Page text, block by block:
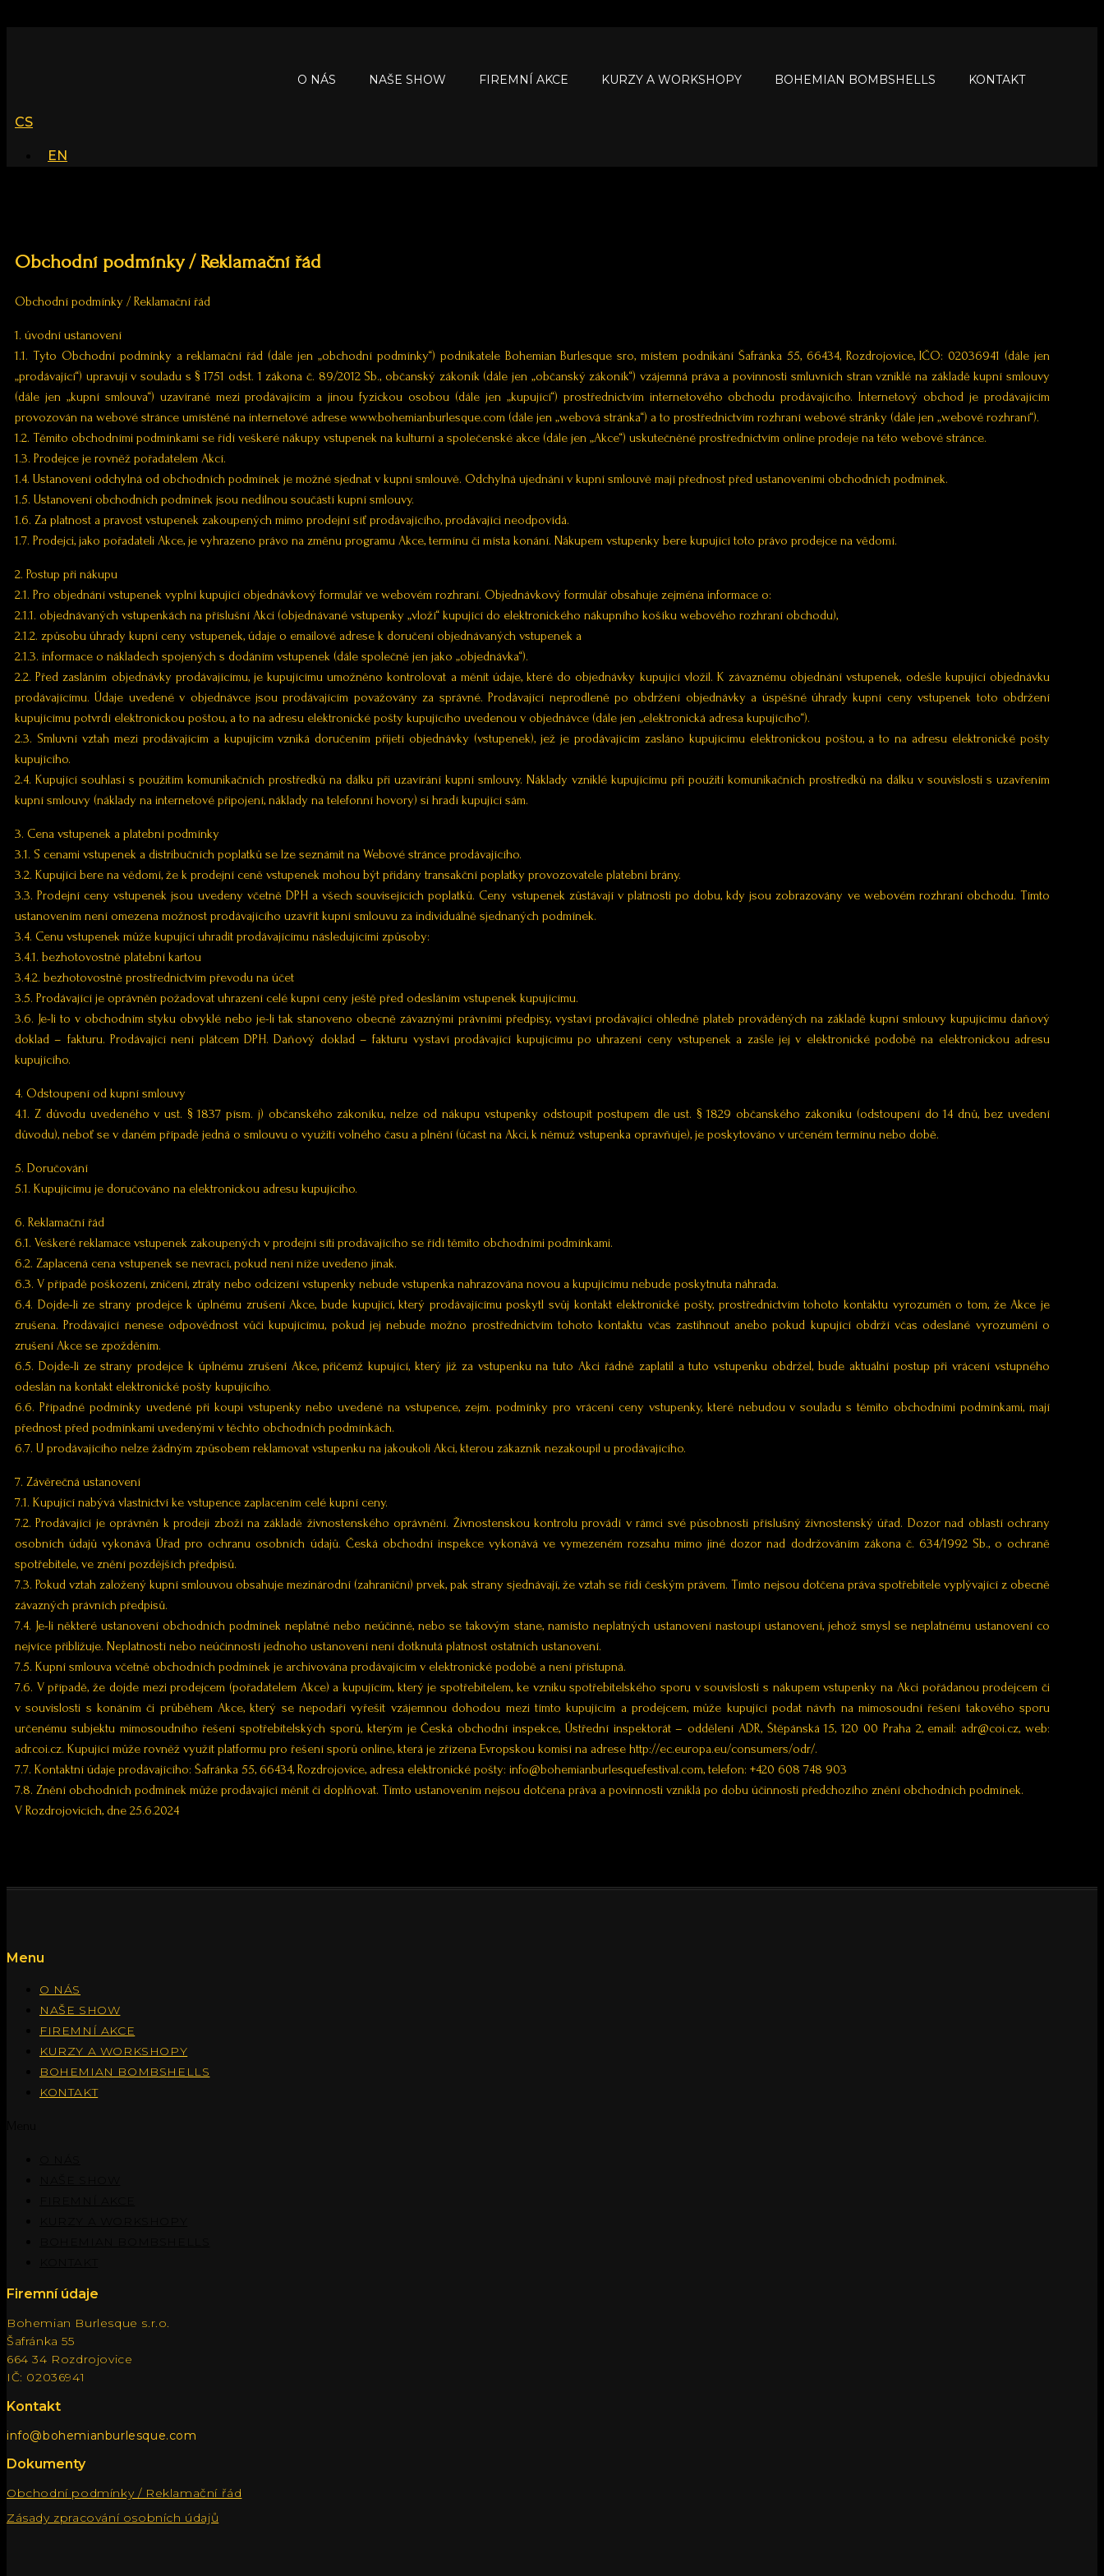
O NÁS NAŠE SHOW FIREMNÍ AKCE KURZY A WORKSHOPY BOHEMIAN BOMBSHELLS KONTAKT
CS
EN
Obchodní podmínky / Reklamační řád
Obchodní podmínky / Reklamační řád
1. úvodní ustanovení
1.1. Tyto Obchodní podmínky a reklamační řád (dále jen „obchodní podmínky“) podnikatele Bohemian Burlesque sro, místem podnikání Šafránka 55, 66434, Rozdrojovice, IČO: 02036941 (dále jen
„prodávající“) upravují v souladu s § 1751 odst. 1 zákona č. 89/2012 Sb., občanský zákoník (dále jen „občanský zákoník“) vzájemná práva a povinnosti smluvních stran vzniklé na základě kupní smlouvy
(dále jen „kupní smlouva“) uzavírané mezi prodávajícím a jinou fyzickou osobou (dále jen „kupující“) prostřednictvím internetového obchodu prodávajícího. Internetový obchod je prodávajícím
provozován na webové stránce umístěné na internetové adrese www.bohemianburlesque.com (dále jen „webová stránka“) a to prostřednictvím rozhraní webové stránky (dále jen „webové rozhraní“).
1.2. Těmito obchodními podmínkami se řídí veškeré nákupy vstupenek na kulturní a společenské akce (dále jen „Akce“) uskutečněné prostřednictvím online prodeje na této webové stránce.
1.3. Prodejce je rovněž pořadatelem Akcí.
1.4. Ustanovení odchylná od obchodních podmínek je možné sjednat v kupní smlouvě. Odchylná ujednání v kupní smlouvě mají přednost před ustanoveními obchodních podmínek.
1.5. Ustanovení obchodních podmínek jsou nedílnou součástí kupní smlouvy.
1.6. Za platnost a pravost vstupenek zakoupených mimo prodejní síť prodávajícího, prodávajíci neodpovídá.
1.7. Prodejci, jako pořadateli Akce, je vyhrazeno právo na změnu programu Akce, termínu či místa konání. Nákupem vstupenky bere kupující toto právo prodejce na vědomí.
2. Postup při nákupu
2.1. Pro objednání vstupenek vyplní kupující objednávkový formulář ve webovém rozhraní. Objednávkový formulář obsahuje zejména informace o:
2.1.1. objednávaných vstupenkách na příslušní Akci (objednávané vstupenky „vloží“ kupující do elektronického nákupního košíku webového rozhraní obchodu),
2.1.2. způsobu úhrady kupní ceny vstupenek, údaje o emailové adrese k doručení objednávaných vstupenek a
2.1.3. informace o nákladech spojených s dodáním vstupenek (dále společně jen jako „objednávka“).
2.2. Před zasláním objednávky prodávajícímu, je kupujícímu umožněno kontrolovat a měnit údaje, které do objednávky kupující vložil. K závaznému objednání vstupenek, odešle kupující objednávku
prodávajícímu. Údaje uvedené v objednávce jsou prodávajícím považovány za správné. Prodávající neprodleně po obdržení objednávky a úspěšné úhrady kupní ceny vstupenek toto obdržení
kupujícímu potvrdí elektronickou poštou, a to na adresu elektronické pošty kupujícího uvedenou v objednávce (dále jen „elektronická adresa kupujícího“).
2.3. Smluvní vztah mezi prodávajícím a kupujícím vzniká doručením přijetí objednávky (vstupenek), jež je prodávajícím zasláno kupujícímu elektronickou poštou, a to na adresu elektronické pošty
kupujícího.
2.4. Kupující souhlasí s použitím komunikačních prostředků na dálku při uzavírání kupní smlouvy. Náklady vzniklé kupujícímu při použití komunikačních prostředků na dálku v souvislosti s uzavřením
kupní smlouvy (náklady na internetové připojení, náklady na telefonní hovory) si hradí kupující sám.
3. Cena vstupenek a platební podmínky
3.1. S cenami vstupenek a distribučních poplatků se lze seznámit na Webové stránce prodávajícího.
3.2. Kupujíci bere na vědomí, že k prodejní ceně vstupenek mohou být přidány transakční poplatky provozovatele platební brány.
3.3. Prodejní ceny vstupenek jsou uvedeny včetně DPH a všech souvisejících poplatků. Ceny vstupenek zůstávají v platnosti po dobu, kdy jsou zobrazovány ve webovém rozhraní obchodu. Tímto
ustanovením není omezena možnost prodávajícího uzavřít kupní smlouvu za individuálně sjednaných podmínek.
3.4. Cenu vstupenek může kupující uhradit prodávajícímu následujícími způsoby:
3.4.1. bezhotovostně platební kartou
3.4.2. bezhotovostně prostřednictvím převodu na účet
3.5. Prodávající je oprávněn požadovat uhrazení celé kupní ceny ještě před odesláním vstupenek kupujícímu.
3.6. Je-li to v obchodním styku obvyklé nebo je-li tak stanoveno obecně závaznými právními předpisy, vystaví prodávající ohledně plateb prováděných na základě kupní smlouvy kupujícímu daňový
doklad – fakturu. Prodávající není plátcem DPH. Daňový doklad – fakturu vystaví prodávající kupujícímu po uhrazení ceny vstupenek a zašle jej v elektronické podobě na elektronickou adresu
kupujícího.
4. Odstoupení od kupní smlouvy
4.1. Z důvodu uvedeného v ust. § 1837 písm. j) občanského zákoníku, nelze od nákupu vstupenky odstoupit postupem dle ust. § 1829 občanského zákoníku (odstoupení do 14 dnů, bez uvedení
důvodu), neboť se v daném případě jedná o smlouvu o využití volného času a plnění (účast na Akci, k němuž vstupenka opravňuje), je poskytováno v určeném termínu nebo době.
5. Doručování
5.1. Kupujícímu je doručováno na elektronickou adresu kupujícího.
6. Reklamační řád
6.1. Veškeré reklamace vstupenek zakoupených v prodejní síti prodávajícího se řídí těmito obchodními podmínkami.
6.2. Zaplacená cena vstupenek se nevrací, pokud není níže uvedeno jinak.
6.3. V případě poškození, zničení, ztráty nebo odcizení vstupenky nebude vstupenka nahrazována novou a kupujícímu nebude poskytnuta náhrada.
6.4. Dojde-li ze strany prodejce k úplnému zrušení Akce, bude kupující, který prodávajícímu poskytl svůj kontakt elektronické pošty, prostřednictvím tohoto kontaktu vyrozuměn o tom, že Akce je
zrušena. Prodávající nenese odpovědnost vůči kupujícímu, pokud jej nebude možno prostřednictvím tohoto kontaktu včas zastihnout anebo pokud kupující obdrží včas odeslané vyrozumění o
zrušení Akce se zpožděním.
6.5. Dojde-li ze strany prodejce k úplnému zrušení Akce, přičemž kupující, který již za vstupenku na tuto Akci řádně zaplatil a tuto vstupenku obdržel, bude aktuální postup při vrácení vstupného
odeslán na kontakt elektronické pošty kupujícího.
6.6. Případné podmínky uvedené při koupi vstupenky nebo uvedené na vstupence, zejm. podmínky pro vrácení ceny vstupenky, které nebudou v souladu s těmito obchodními podmínkami, mají
přednost před podmínkami uvedenými v těchto obchodních podmínkách.
6.7. U prodávajícího nelze žádným způsobem reklamovat vstupenku na jakoukoli Akci, kterou zákazník nezakoupil u prodávajícího.
7. Závěrečná ustanovení
7.1. Kupující nabývá vlastnictví ke vstupence zaplacením celé kupní ceny.
7.2. Prodávající je oprávněn k prodeji zboží na základě živnostenského oprávnění. Živnostenskou kontrolu provádí v rámci své působnosti příslušný živnostenský úřad. Dozor nad oblastí ochrany
osobních údajů vykonává Úřad pro ochranu osobních údajů. Česká obchodní inspekce vykonává ve vymezeném rozsahu mimo jiné dozor nad dodržováním zákona č. 634/1992 Sb., o ochraně
spotřebitele, ve znění pozdějších předpisů.
7.3. Pokud vztah založený kupní smlouvou obsahuje mezinárodní (zahraniční) prvek, pak strany sjednávají, že vztah se řídí českým právem. Tímto nejsou dotčena práva spotřebitele vyplývající z obecně
závazných právních předpisů.
7.4. Je-li některé ustanovení obchodních podmínek neplatné nebo neúčinné, nebo se takovým stane, namísto neplatných ustanovení nastoupí ustanovení, jehož smysl se neplatnému ustanovení co
nejvíce přibližuje. Neplatností nebo neúčinností jednoho ustanovení není dotknutá platnost ostatních ustanovení.
7.5. Kupní smlouva včetně obchodních podmínek je archivována prodávajícím v elektronické podobě a není přístupná.
7.6. V případě, že dojde mezi prodejcem (pořadatelem Akce) a kupujícím, který je spotřebitelem, ke vzniku spotřebitelského sporu v souvislosti s nákupem vstupenky na Akci pořádanou prodejcem či
v souvislosti s konáním či průběhem Akce, který se nepodaří vyřešit vzájemnou dohodou mezi tímto kupujícím a prodejcem, může kupující podat návrh na mimosoudní řešení takového sporu
určenému subjektu mimosoudního řešení spotřebitelských sporů, kterým je Česká obchodní inspekce, Ústřední inspektorát – oddělení ADR, Štěpánská 15, 120 00 Praha 2, email: adr@coi.cz, web:
adr.coi.cz. Kupující může rovněž využít platformu pro řešení sporů online, která je zřízena Evropskou komisí na adrese http://ec.europa.eu/consumers/odr/.
7.7. Kontaktní údaje prodávajícího: Šafránka 55, 66434, Rozdrojovice, adresa elektronické pošty: info@bohemianburlesquefestival.com, telefon: +420 608 748 903
7.8. Znění obchodních podmínek může prodávající měnit či doplňovat. Tímto ustanovením nejsou dotčena práva a povinnosti vzniklá po dobu účinnosti předchozího znění obchodních podmínek.
V Rozdrojovicích, dne 25.6.2024
Menu
O NÁS
NAŠE SHOW
FIREMNÍ AKCE
KURZY A WORKSHOPY
BOHEMIAN BOMBSHELLS
KONTAKT
Firemní údaje
Bohemian Burlesque s.r.o.
Šafránka 55
664 34 Rozdrojovice
IČ: 02036941
Kontakt
info@bohemianburlesque.com
Dokumenty
Obchodní podmínky / Reklamační řád
Zásady zpracování osobních údajů